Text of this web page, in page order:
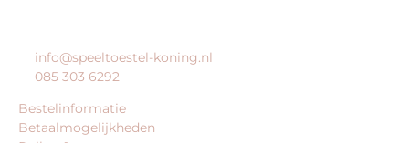
info@speeltoestel-koning.nl
085 303 6292
Bestelinformatie
Betaalmogelijkheden